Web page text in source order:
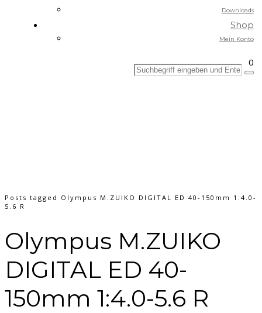
Downloads
Shop
Mein Konto
0
Posts tagged Olympus M.ZUIKO DIGITAL ED 40-150mm 1:4.0-
5.6 R
Olympus M.ZUIKO
DIGITAL ED 40-
150mm 1:4.0-5.6 R